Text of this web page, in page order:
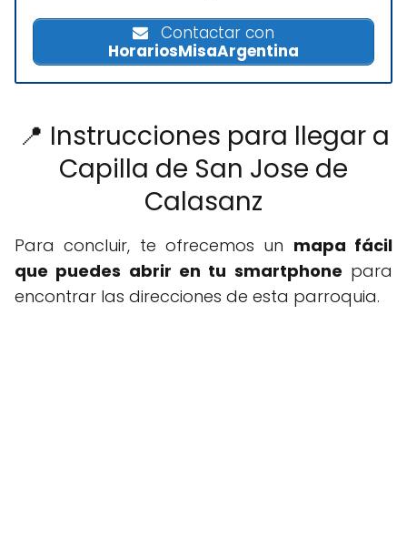
Contactar con
HorariosMisaArgentina
📍 Instrucciones para llegar a
Capilla de San Jose de
Calasanz
Para concluir, te ofrecemos un mapa fácil
que puedes abrir en tu smartphone para
encontrar las direcciones de esta parroquia.